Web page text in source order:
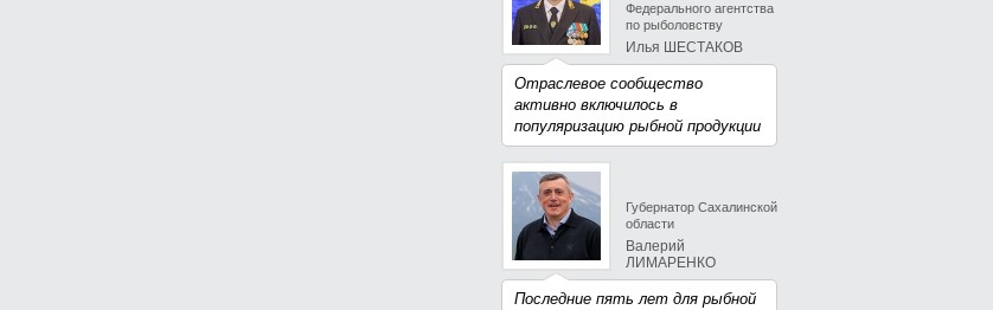
Федерального агентства
по рыболовству
Илья ШЕСТАКОВ
Отраслевое сообщество
активно включилось в
популяризацию рыбной продукции
Губернатор Сахалинской
области
Валерий
ЛИМАРЕНКО
Последние пять лет для рыбной